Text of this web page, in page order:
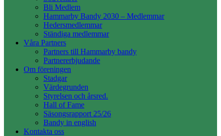
Bli Medlem
Hammarby Bandy 2030 – Medlemmar
Hedersmedlemmar
Ständiga medlemmar
Våra Partners
Partners till Hammarby bandy
Partnererbjudande
Om föreningen
Stadgar
Värdegrunden
Styrelsen och årsred.
Hall of Fame
Säsongsrapport 25/26
Bandy in english
Kontakta oss